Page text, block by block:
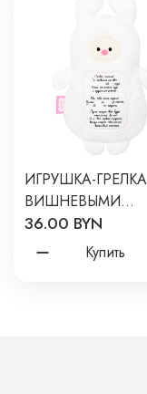
ИГРУШКА-
ВИШНЕВЫМИ
КОСТОЧКАМИ 3В1
ДОКТОР МЯКИШ"
ЗАЙКА С
36.00 BYN
Купить